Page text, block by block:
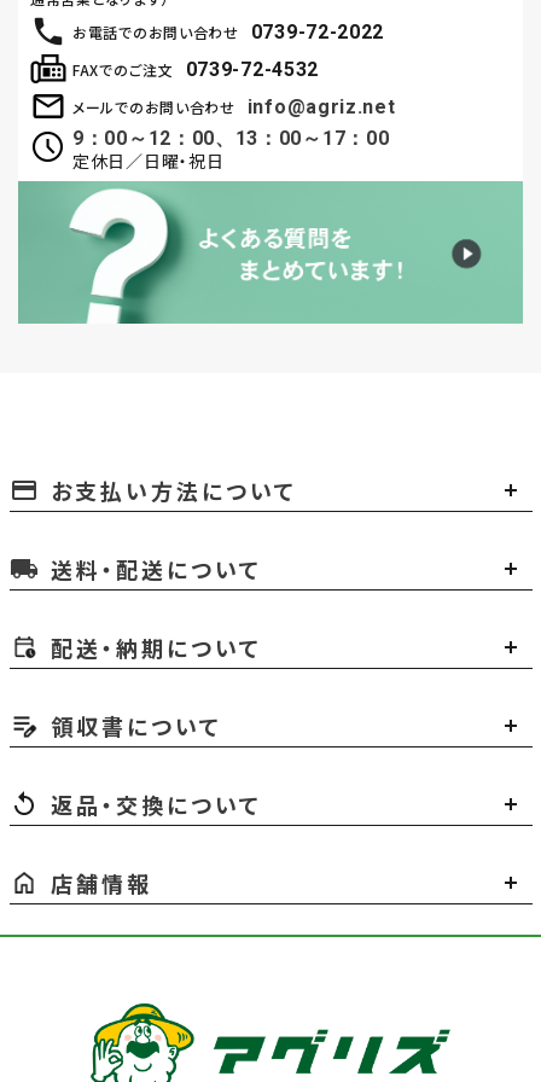
お電話でのお問い合わせ 0739-72-2022
メールでのお問い合わせ
info@agriz.net
9：00～12：00、13：00～17：00
定休日／日曜・祝日
FAXでのご注文 0739-72-4532
payment お支払い方法について
local_shipping 送料・配送について
配送・納期について
領収書について
返品・交換について
店舗情報